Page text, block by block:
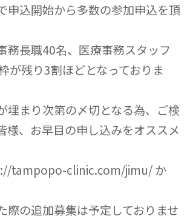
込開始から多数の参加申込を頂
長職40名、医療事務スタッフ
が残り3割ほどとなっておりま
まり次第の〆切となる為、ご検
様、お早目の申し込みをオススメ
tampopo-clinic.com/jimu/ か
の追加募集は予定しておりませ